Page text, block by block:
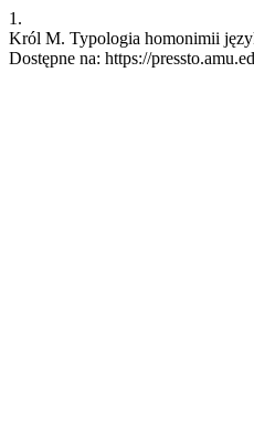
1.
Król M. Typologia homonimii
Dostępne na: https://